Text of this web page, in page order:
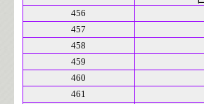
456
457
458
459
460
461